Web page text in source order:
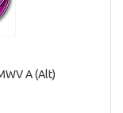
A (Alt)